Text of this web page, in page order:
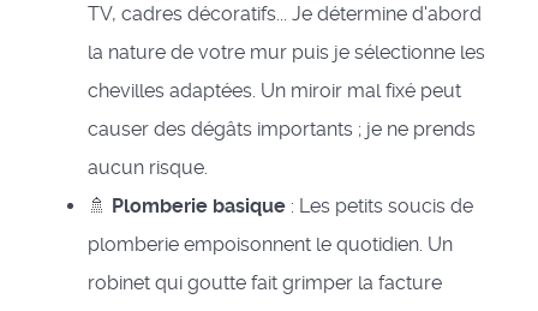
TV, cadres décoratifs... Je détermine d'abord
la nature de votre mur puis je sélectionne les
chevilles adaptées. Un miroir mal fixé peut
causer des dégâts importants ; je ne prends
aucun risque.
🚿 Plomberie basique : Les petits soucis de
plomberie empoisonnent le quotidien. Un
robinet qui goutte fait grimper la facture